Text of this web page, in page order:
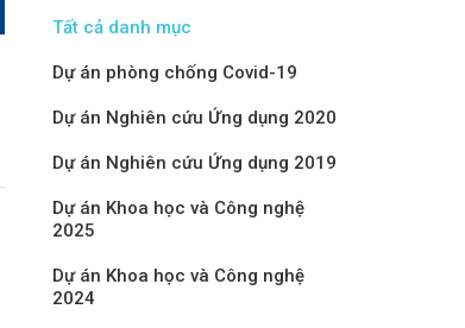
Tất cả danh mục
Dự án phòng chống Covid-19
Dự án Nghiên cứu Ứng dụng 2020
Dự án Nghiên cứu Ứng dụng 2019
Dự án Khoa học và Công nghệ
2025
Dự án Khoa học và Công nghệ
2024